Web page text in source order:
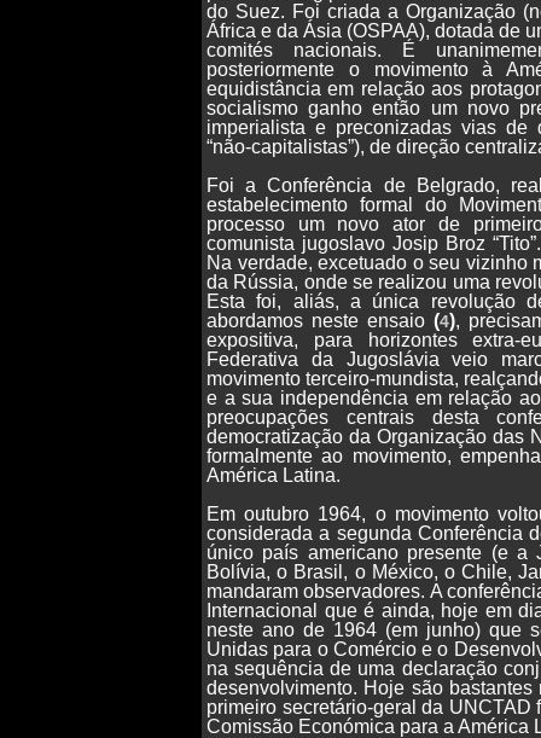
do Suez. Foi criada a Organização
África e da Ásia (OSPAA), dotada de
comités nacionais. É
posteriormente o movimento à
equidistância em relação aos
socialismo ganho então um novo
imperialista e preconizadas vias de
“não-capitalistas”), de direção
Foi a Conferência de Belgrado,
estabelecimento formal do
processo um novo ator de
comunista jugoslavo Josip Broz
Na verdade, excetuado o seu vizinho
da Rússia, onde se realizou uma
Esta foi, aliás, a única revolução
abordamos neste ensaio (4),
expositiva, para horizontes
Federativa da Jugoslávia veio
movimento terceiro-mundista,
e a sua independência em relação
preocupações centrais desta
democratização da Organização das
formalmente ao movimento,
América Latina.
Em outubro 1964, o movimento
considerada a segunda Conferência
único país americano presente (e a
Bolívia, o Brasil, o México, o Chile,
mandaram observadores. A
Internacional que é ainda, hoje em
neste ano de 1964 (em junho) que
Unidas para o Comércio e o
na sequência de uma declaração
desenvolvimento. Hoje são
primeiro secretário-geral da
Comissão Económica para a América